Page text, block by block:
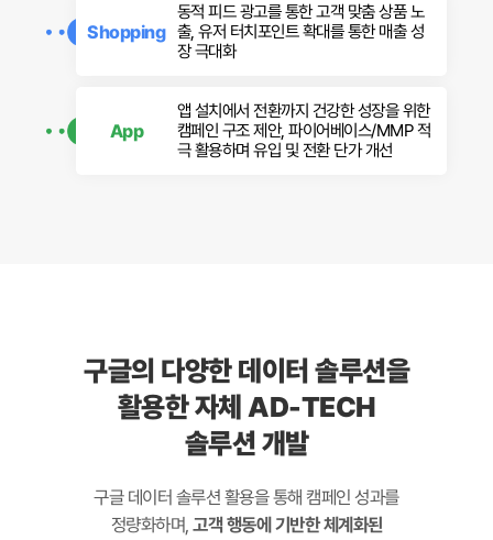
Shopping
동적 피드 광고를 통한 고객 맞춤 상품 노
출, 유저 터치포인트 확대를 통한 매출 성
장 극대화
App
앱 설치에서 전환까지 건강한 성장을 위한
캠페인 구조 제안, 파이어베이스/MMP 적
극 활용하며 유입 및 전환 단가 개선
구글의 다양한 데이터 솔루션을
활용한 자체 AD-TECH
솔루션 개발
구글 데이터 솔루션 활용을 통해 캠페인 성과를
정량화하며, 고객 행동에 기반한 체계화된